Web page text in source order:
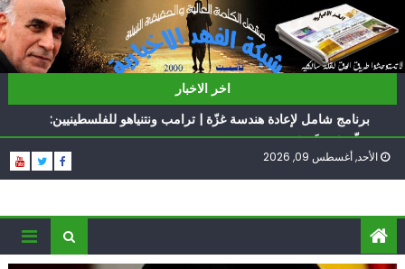
to
content
اخر الاخبار
ناشطة أمريكية يهودية تدعو الدول العربية لوقف التطبيع
أيّ تحدّيات يواجهها حزب الله؟
برنامج شامل لإعادة هندسة غزّة | ترامب ونتنياهو للفلسطينيين:
سلّموا تسلَموا
الغرب يدفن اتفاقاً وُلد ميتاً | إيران تحت العقوبات: جاهزون
للمواجهة
أيّ تحدّيات يواجهها حزب الله؟
الأحد, أغسطس 09, 2026